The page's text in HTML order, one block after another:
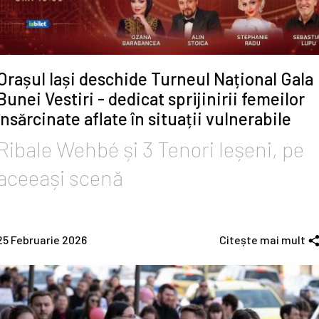
Iași deschide Turneul Național Gala
Vestiri - dedicat sprijinirii femeilor
aflate în situații vulnerabile
Wehbé și 3 Tenori Ieșeni, pe
scenă
Februarie 2026 Citește mai mult